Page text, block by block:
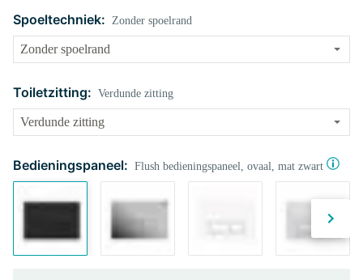
Spoeltechniek: Zonder spoelrand
Toiletzitting: Verdunde zitting
Bedieningspaneel: Flush bedieningspaneel, ovaal, mat zwart